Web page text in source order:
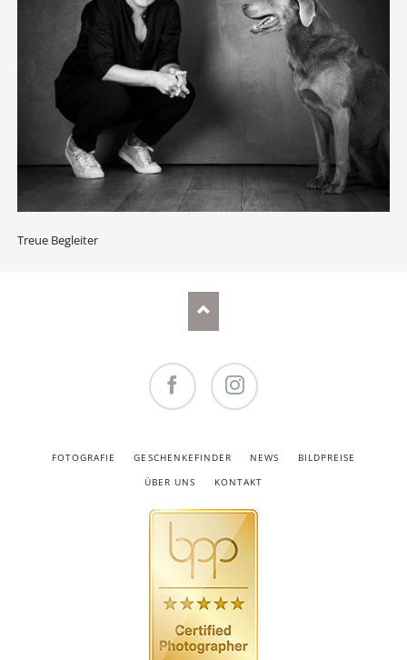
Treue Begleiter
NAVIGATION
FOTOGRAFIE GESCHENKEFINDER NEWS
BILDPREISE
ÜBER UNS
KONTAKT